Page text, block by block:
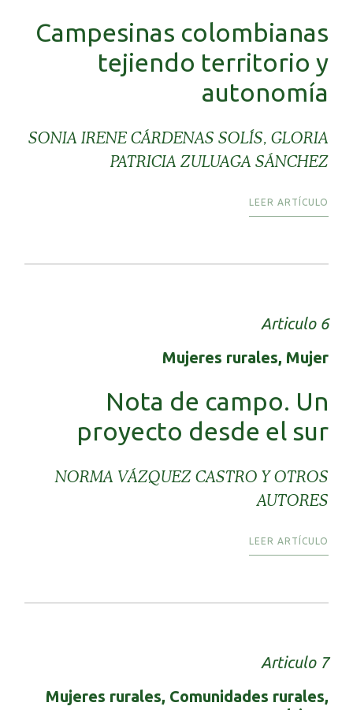
Campesinas colombianas
tejiendo territorio y
autonomía
SONIA IRENE CÁRDENAS SOLÍS, GLORIA
PATRICIA ZULUAGA SÁNCHEZ
LEER ARTÍCULO
Articulo 6
Mujeres rurales, Mujer
Nota de campo. Un
proyecto desde el sur
NORMA VÁZQUEZ CASTRO Y OTROS
AUTORES
LEER ARTÍCULO
Articulo 7
Mujeres rurales, Comunidades rurales,